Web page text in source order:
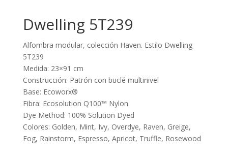
Dwelling 5T239
Alfombra modular, colección Haven. Estilo Dwelling
5T239
Medida: 23×91 cm
Construcción: Patrón con buclé multinivel
Base: Ecoworx®
Fibra: Ecosolution Q100™ Nylon
Dye Method: 100% Solution Dyed
Colores: Golden, Mint, Ivy, Overdye, Raven, Greige,
Fog, Rainstorm, Espresso, Apricot, Truffle, Rosewood